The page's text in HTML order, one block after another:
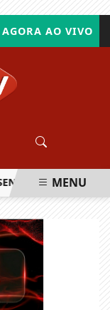
AGORA AO VIVO
O PRIMEIRO
MENU